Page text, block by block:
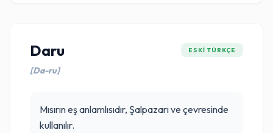
Daru
[Da-ru]
ESKI TÜRKÇE
Mısırın eş anlamlısıdır, Şalpazarı ve çevresinde
kullanılır.